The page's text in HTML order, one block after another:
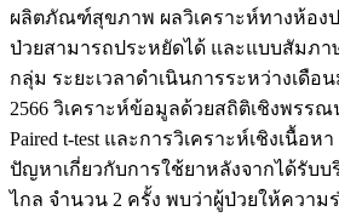
ผลิตภัณฑ์สุขภาพ ผลวิเคราะห์ทางห้อง
ป่วยสามารถประหยัดได้ และแบบสัมภ
กลุ่ม ระยะเวลาดำเนินการระหว่างเดือ
2566 วิเคราะห์ข้อมูลด้วยสถิติเชิงพรร
Paired t-test และการวิเคราะห์เชิงเนื้อ
ปัญหาเกี่ยวกับการใช้ยาหลังจากได้รับบ
ไกล จำนวน 2 ครั้ง พบว่าผู้ป่วยให้ควา